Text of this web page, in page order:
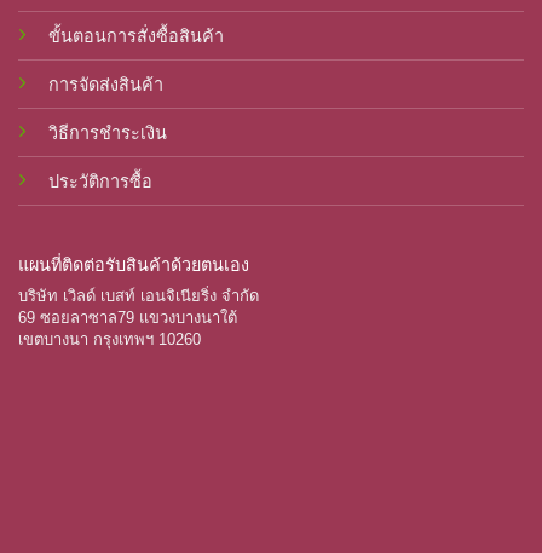
ขั้นตอนการสั่งซื้อสินค้า
การจัดส่งสินค้า
วิธีการชำระเงิน
ประวัติการซื้อ
แผนที่ติดต่อรับสินค้าด้วยตนเอง
บริษัท เวิลด์ เบสท์ เอนจิเนียริ่ง จำกัด
69 ซอยลาซาล79 แขวงบางนาใต้
เขตบางนา กรุงเทพฯ 10260